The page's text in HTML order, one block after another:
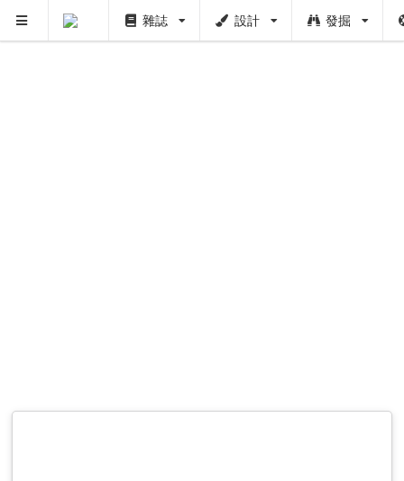
雜誌 設計 發掘